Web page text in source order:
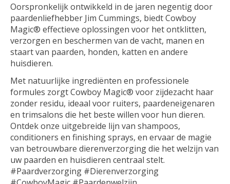
Oorspronkelijk ontwikkeld in de jaren negentig door
paardenliefhebber Jim Cummings, biedt Cowboy
Magic® effectieve oplossingen voor het ontklitten,
verzorgen en beschermen van de vacht, manen en
staart van paarden, honden, katten en andere
huisdieren.
Met natuurlijke ingrediënten en professionele
formules zorgt Cowboy Magic® voor zijdezacht haar
zonder residu, ideaal voor ruiters, paardeneigenaren
en trimsalons die het beste willen voor hun dieren.
Ontdek onze uitgebreide lijn van shampoos,
conditioners en finishing sprays, en ervaar de magie
van betrouwbare dierenverzorging die het welzijn van
uw paarden en huisdieren centraal stelt.
#Paardverzorging #Dierenverzorging